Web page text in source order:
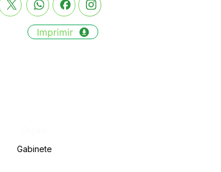
Imprimir
Gabinete